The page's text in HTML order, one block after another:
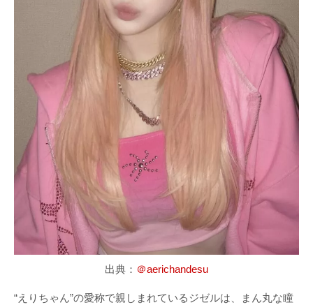
出典： ＠aerichandesu
“えりちゃん”の愛称で親しまれているジゼルは、まん丸な瞳